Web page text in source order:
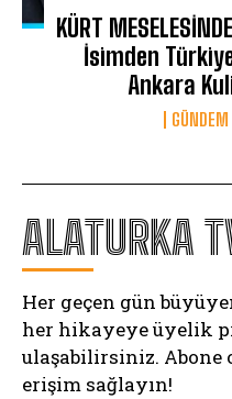
KÜRT
İsimden
Ankara
GÜNDEM
ALATURKA
Her geçen gün
her hikayeye üyelik
ulaşabilirsiniz. Abone
erişim sağlayın!